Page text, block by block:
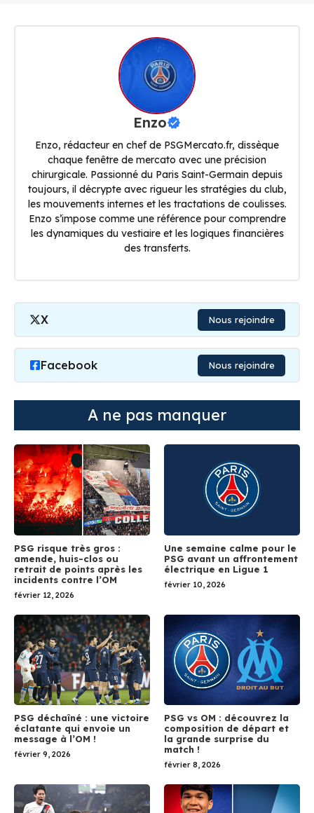
Enzo
Enzo, rédacteur en chef de PSGMercato.fr, dissèque
chaque fenêtre de mercato avec une précision
chirurgicale. Passionné du Paris Saint-Germain depuis
toujours, il décrypte avec rigueur les stratégies du club,
les mouvements internes et les tractations de coulisses.
Enzo s’impose comme une référence pour comprendre
les dynamiques du vestiaire et les logiques financières
des transferts.
X Nous rejoindre
Facebook Nous rejoindre
A ne pas manquer
PSG risque très gros :
amende, huis-clos ou
retrait de points après les
incidents contre l’OM
février 12, 2026
Une semaine calme pour le
PSG avant un affrontement
électrique en Ligue 1
février 10, 2026
PSG déchaîné : une victoire
éclatante qui envoie un
message à l’OM !
février 9, 2026
PSG vs OM : découvrez la
composition de départ et
la grande surprise du
match !
février 8, 2026